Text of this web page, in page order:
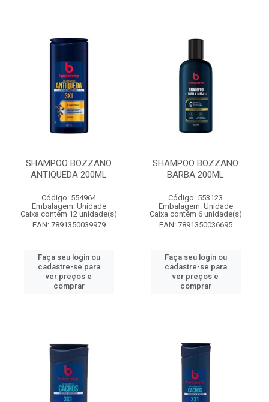
SHAMPOO BOZZANO
ANTIQUEDA 200ML
Código: 554964
Embalagem: Unidade
Caixa contém 12 unidade(s)
EAN: 7891350039979
Faça seu login ou
cadastre-se para
ver preços e
comprar
SHAMPOO BOZZANO
BARBA 200ML
Código: 553123
Embalagem: Unidade
Caixa contém 6 unidade(s)
EAN: 7891350036695
Faça seu login ou
cadastre-se para
ver preços e
comprar